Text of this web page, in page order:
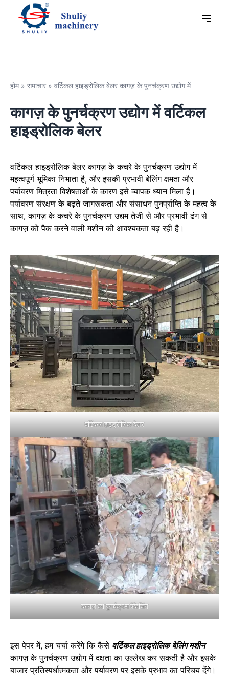
होम» समाचार » वर्टिकल हाइड्रोलिक बेलर कागज़ के पुनर्चक्रण उद्योग में
कागज़ के पुनर्चक्रण उद्योग में वर्टिकल
हाइड्रोलिक बेलर
वर्टिकल हाइड्रोलिक बेलर कागज़ के कचरे के पुनर्चक्रण उद्योग में
महत्वपूर्ण भूमिका निभाता है, और इसकी प्रभावी बेलिंग क्षमता और
पर्यावरण मित्रता विशेषताओं के कारण इसे व्यापक ध्यान मिला है।
पर्यावरण संरक्षण के बढ़ते जागरूकता और संसाधन पुनर्प्राप्ति के महत्व के
साथ, कागज़ के कचरे के पुनर्चक्रण उद्यम तेजी से और प्रभावी ढंग से
कागज़ को पैक करने वाली मशीन की आवश्यकता बढ़ रही है।
वर्टिकल हाइड्रोलिक बेलर
कागज़ का पुनर्चक्रण पैकेजिंग
इस पेपर में, हम चर्चा करेंगे कि कैसे वर्टिकल हाइड्रोलिक बेलिंग मशीन
कागज़ के पुनर्चक्रण उद्योग में दक्षता का उल्लेख कर सकती है और इसके
बाजार प्रतिस्पर्धात्मकता और पर्यावरण पर इसके प्रभाव का परिचय देंगे।